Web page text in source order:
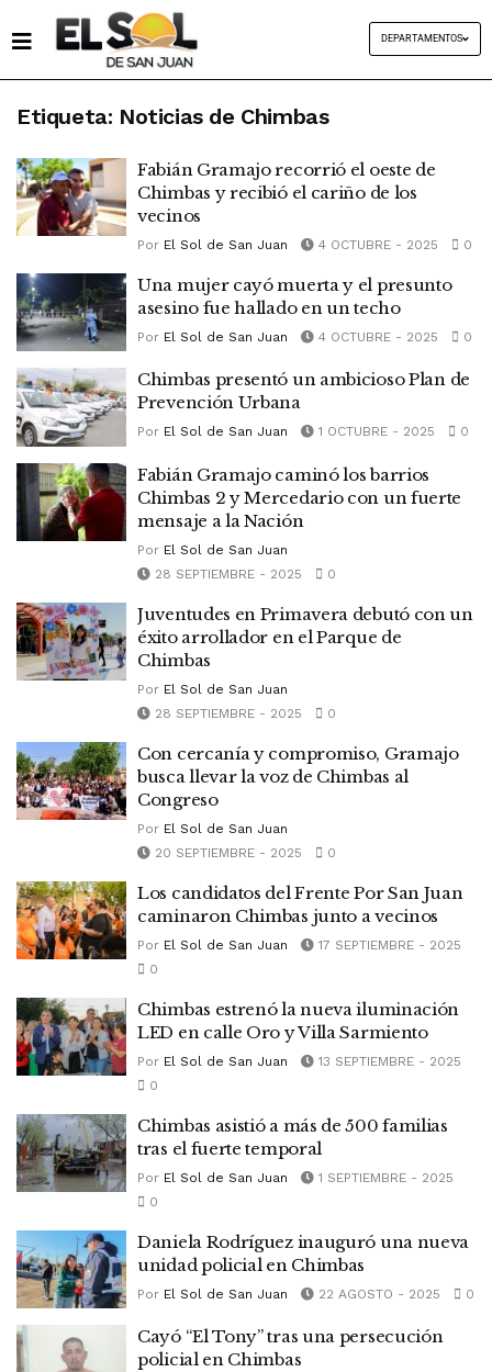
DEPARTAMENTOS
Etiqueta: Noticias de Chimbas
Fabián Gramajo recorrió el oeste de
Chimbas y recibió el cariño de los
vecinos
Por El Sol de San Juan 4 OCTUBRE - 2025 0
Una mujer cayó muerta y el presunto
asesino fue hallado en un techo
Por El Sol de San Juan 4 OCTUBRE - 2025 0
Chimbas presentó un ambicioso Plan de
Prevención Urbana
Por El Sol de San Juan 1 OCTUBRE - 2025 0
Fabián Gramajo caminó los barrios
Chimbas 2 y Mercedario con un fuerte
mensaje a la Nación
Por El Sol de San Juan
28 SEPTIEMBRE - 2025
0
Juventudes en Primavera debutó con un
éxito arrollador en el Parque de
Chimbas
Por El Sol de San Juan
28 SEPTIEMBRE - 2025
0
Con cercanía y compromiso, Gramajo
busca llevar la voz de Chimbas al
Congreso
Por El Sol de San Juan
20 SEPTIEMBRE - 2025
0
Los candidatos del Frente Por San Juan
caminaron Chimbas junto a vecinos
Por El Sol de San Juan
17 SEPTIEMBRE - 2025
0
Chimbas estrenó la nueva iluminación
LED en calle Oro y Villa Sarmiento
Por El Sol de San Juan
13 SEPTIEMBRE - 2025
0
Chimbas asistió a más de 500 familias
tras el fuerte temporal
Por El Sol de San Juan
1 SEPTIEMBRE - 2025
0
Daniela Rodríguez inauguró una nueva
unidad policial en Chimbas
Por El Sol de San Juan 22 AGOSTO - 2025 0
Cayó “El Tony” tras una persecución
policial en Chimbas